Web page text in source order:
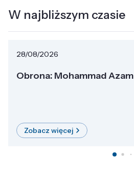
W najbliższym czasie
28/08/2026
Obrona: Mohammad Azam
Zobacz więcej